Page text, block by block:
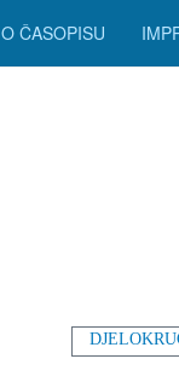
O ČASOPISU